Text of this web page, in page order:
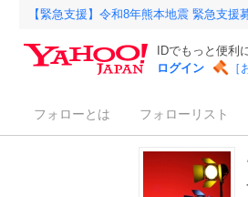
【緊急支援】令和8年熊本地震 緊急支援
IDでもっと便利
ログイン
フォローとは フォローリスト